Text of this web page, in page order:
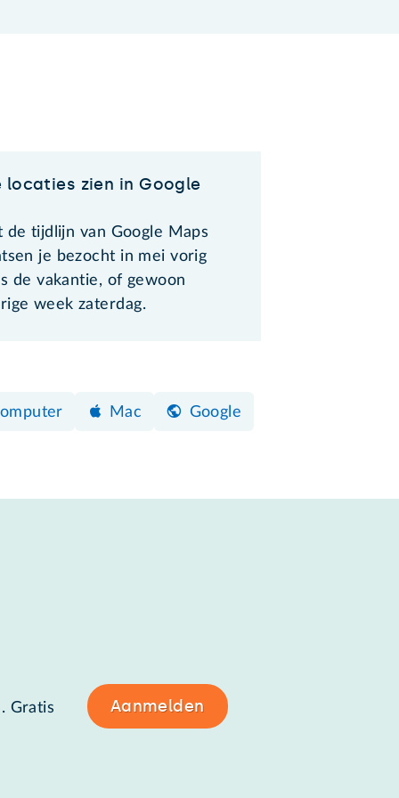
locaties zien in Google
de tijdlijn van Google Maps
je bezocht in mei vorig
de vakantie, of gewoon
week zaterdag.
Mac Google
Gratis Aanmelden